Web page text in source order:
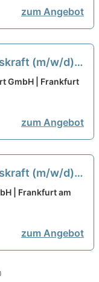
zum Angebot
(m/w/d)
Sie
GmbH | Frankfurt
zum Angebot
(m/w/d)
Woche)
Teams!
| Frankfurt am
zum Angebot